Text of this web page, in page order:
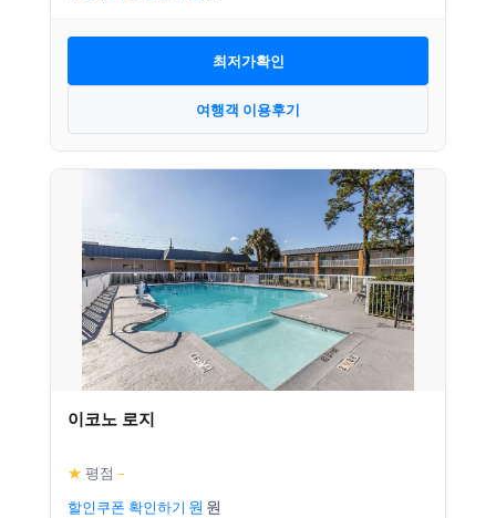
최저가확인
여행객 이용후기
이코노 로지
★ 평점 –
할인쿠폰 확인하기